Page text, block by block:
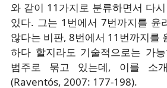
와 같이 11가지로 분류하면서 다
있다. 그는 1번에서 7번까지를 윤
않다는 비판, 8번에서 11번까지를
하다 할지라도 기술적으로는 가
범주로 묶고 있는데, 이를 소
(Raventós, 2007: 177-198).